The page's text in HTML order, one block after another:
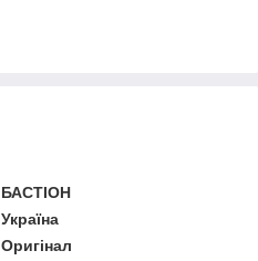
БАСТІОН
Україна
Оригінал